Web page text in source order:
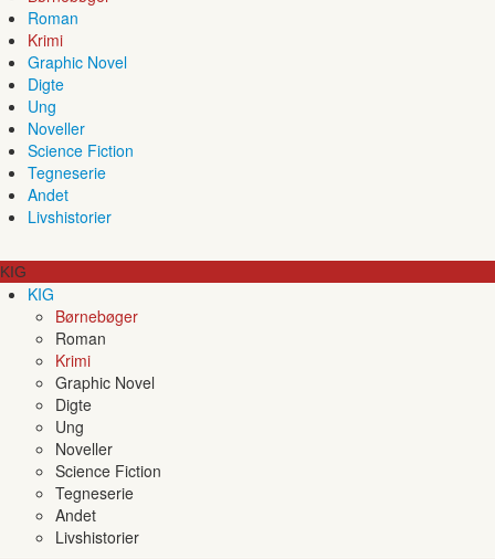
Roman
Krimi
Graphic Novel
Digte
Ung
Noveller
Science Fiction
Tegneserie
Andet
Livshistorier
KIG
KIG
Børnebøger
Roman
Krimi
Graphic Novel
Digte
Ung
Noveller
Science Fiction
Tegneserie
Andet
Livshistorier